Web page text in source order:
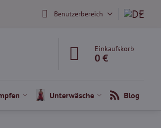
Benutzerbereich
Einkaufskorb
0 €
Unterwäsche Blog